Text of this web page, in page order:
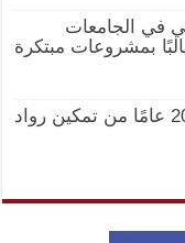
في الجامعات
أورنچ مصر وإيناكتس: 20 عامًا من تمكين رواد